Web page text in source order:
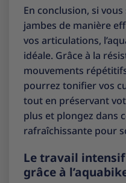
En conclusion, si
jambes de manière
vos articulations,
idéale. Grâce à la
mouvements
pourrez tonifier vos
tout en préservant
plus et plongez dans
rafraîchissante pour
Le travail
grâce à